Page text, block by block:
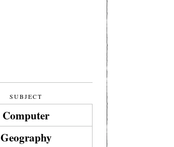
SUBJECT
Computer
Geography